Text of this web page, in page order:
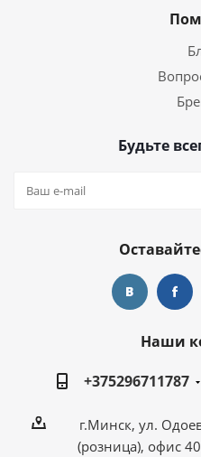
Будьте
Наши
+375296711787
г.Минск, ул.
(розница), офис